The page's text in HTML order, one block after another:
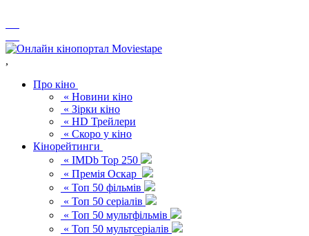
,
Про кіно
« Новини кіно
« Зірки кіно
« HD Трейлери
« Скоро у кіно
Кінорейтинги
« IMDb Top 250
« Премія Оскар
« Топ 50 фільмів
« Топ 50 серіалів
« Топ 50 мультфільмів
« Топ 50 мультсеріалів